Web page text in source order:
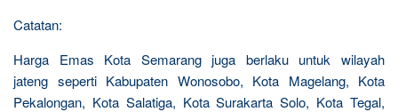
Catatan:
Harga Emas Kota Semarang juga berlaku untuk wilayah
jateng seperti Kabupaten Wonosobo, Kota Magelang, Kota
Pekalongan, Kota Salatiga, Kota Surakarta Solo, Kota Tegal,